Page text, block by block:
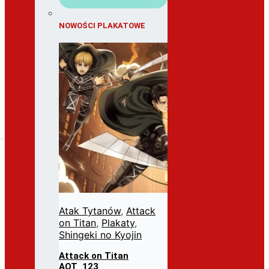
NOWOŚCI PLAKATOWE
Atak Tytanów, Attack
on Titan, Plakaty,
Shingeki no Kyojin
Attack on Titan
AOT_123